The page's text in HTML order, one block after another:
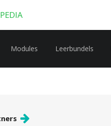
PEDIA
Modules Leerbundels